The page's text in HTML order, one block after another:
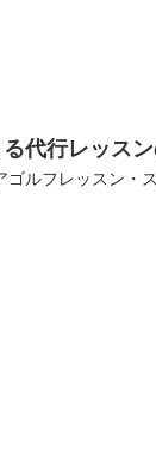
代行レッス
ルフレッスン・